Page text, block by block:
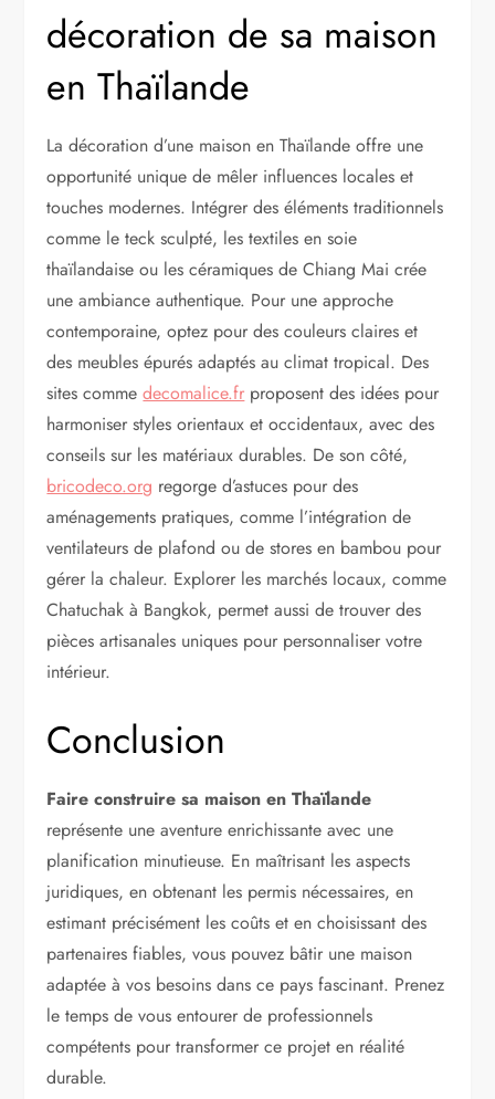
décoration de sa maison
en Thaïlande
La décoration d’une maison en Thaïlande offre une
opportunité unique de mêler influences locales et
touches modernes. Intégrer des éléments traditionnels
comme le teck sculpté, les textiles en soie
thaïlandaise ou les céramiques de Chiang Mai crée
une ambiance authentique. Pour une approche
contemporaine, optez pour des couleurs claires et
des meubles épurés adaptés au climat tropical. Des
sites commedecomalice.fr proposent des idées pour
harmoniser styles orientaux et occidentaux, avec des
conseils sur les matériaux durables. De son côté,
bricodeco.org regorge d’astuces pour des
aménagements pratiques, comme l’intégration de
ventilateurs de plafond ou de stores en bambou pour
gérer la chaleur. Explorer les marchés locaux, comme
Chatuchak à Bangkok, permet aussi de trouver des
pièces artisanales uniques pour personnaliser votre
intérieur.
Conclusion
Faire construire sa maison en Thaïlande
représente une aventure enrichissante avec une
planification minutieuse. En maîtrisant les aspects
juridiques, en obtenant les permis nécessaires, en
estimant précisément les coûts et en choisissant des
partenaires fiables, vous pouvez bâtir une maison
adaptée à vos besoins dans ce pays fascinant. Prenez
le temps de vous entourer de professionnels
compétents pour transformer ce projet en réalité
durable.